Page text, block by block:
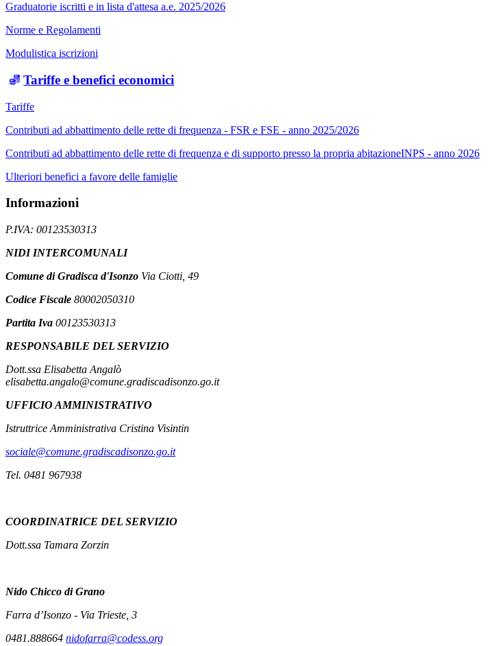
Graduatorie iscritti e in lista d'attesa a.e. 2025/2026
Norme e Regolamenti
Modulistica iscrizioni
Tariffe e benefici economici
Tariffe
Contributi ad abbattimento delle rette di frequenza - FSR e FSE - anno 2025/2026
Contributi ad abbattimento delle rette di frequenza e di supporto presso la propria abitazioneINPS - anno 2026
Ulteriori benefici a favore delle famiglie
Informazioni
P.IVA: 00123530313
NIDI INTERCOMUNALI
Comune di Gradisca d'Isonzo Via Ciotti, 49
Codice Fiscale 80002050310
Partita Iva 00123530313
RESPONSABILE DEL SERVIZIO
Dott.ssa Elisabetta Angalò
elisabetta.angalo@comune.gradiscadisonzo.go.it
UFFICIO AMMINISTRATIVO
Istruttrice Amministrativa Cristina Visintin
sociale@comune.gradiscadisonzo.go.it
Tel. 0481 967938
COORDINATRICE DEL SERVIZIO
Dott.ssa Tamara Zorzin
Nido Chicco di Grano
Farra d’Isonzo - Via Trieste, 3
0481.888664 nidofarra@codess.org